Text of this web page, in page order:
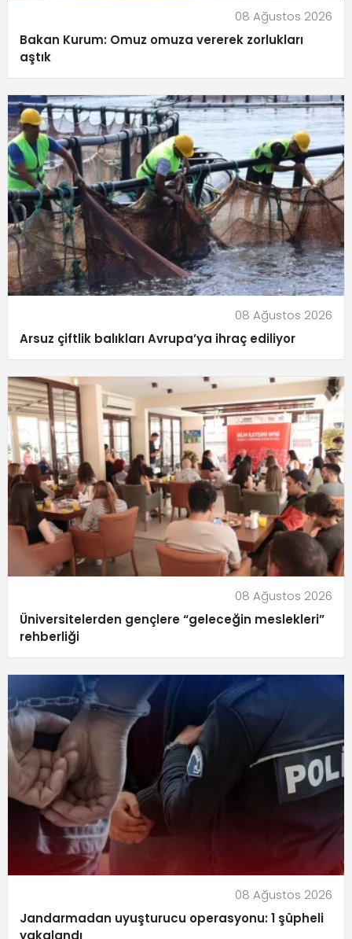
08 Ağustos 2026
Bakan Kurum: Omuz omuza vererek zorlukları
aştık
08 Ağustos 2026
Arsuz çiftlik balıkları Avrupa’ya ihraç ediliyor
08 Ağustos 2026
Üniversitelerden gençlere “geleceğin meslekleri”
rehberliği
08 Ağustos 2026
Jandarmadan uyuşturucu operasyonu: 1 şüpheli
yakalandı